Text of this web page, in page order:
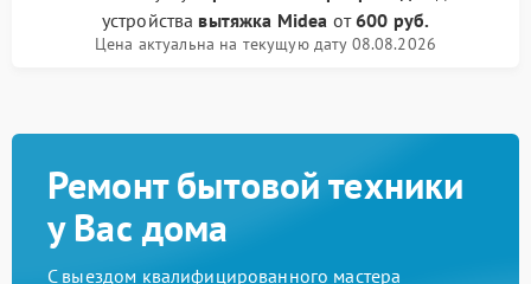
устройства вытяжка Midea от600 руб.
Цена актуальна на текущую дату 08.08.2026
Ремонт бытовой техники
у Вас дома
С выездом квалифицированного мастера